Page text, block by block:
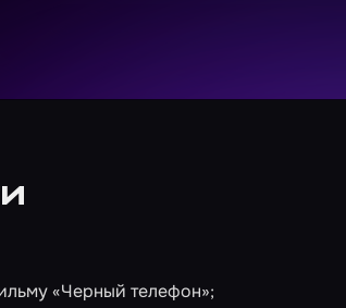
«Черный телефон»;